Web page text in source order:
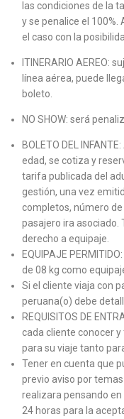
las condiciones de la
y se penalice el
el caso con la
ITINERARIO AEREO:
línea aérea, puede
boleto.
NO SHOW: será
BOLETO DEL
edad, se cotiza y
tarifa publicada del
gestión, una vez
completos, número
pasajero ira asociado.
derecho a equipaje.
EQUIPAJE
de 08 kg como
Si el cliente viaja con
peruana(o) debe
REQUISITOS DE
cada cliente conocer
para su viaje tanto
Tener en cuenta que
previo aviso por
realizara pensando
24 horas para la